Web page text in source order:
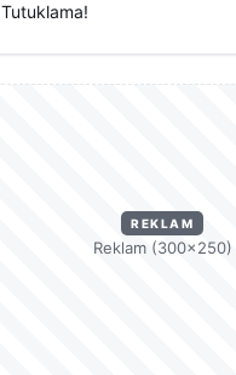
Tutuklama!
REKLAM
Reklam (300×250)